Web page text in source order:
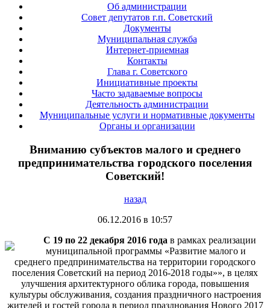
Об администрации
Совет депутатов г.п. Советский
Документы
Муниципальная служба
Интернет-приемная
Контакты
Глава г. Советского
Инициативные проекты
Часто задаваемые вопросы
Деятельность администрации
Муниципальные услуги и нормативные документы
Органы и организации
Вниманию субъектов малого и среднего
предпринимательства городского поселения
Советский!
назад
06.12.2016 в 10:57
С 19 по 22 декабря 2016 года в рамках реализации
муниципальной программы «Развитие малого и
среднего предпринимательства на территории городского
поселения Советский на период 2016-2018 годы»», в целях
улучшения архитектурного облика города, повышения
культуры обслуживания, создания праздничного настроения
жителей и гостей города в период празднования Нового 2017